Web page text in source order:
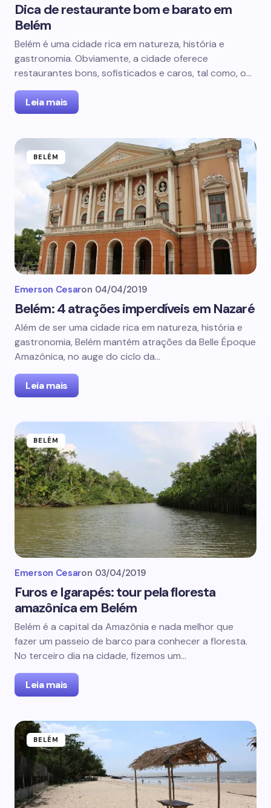
Dica de restaurante bom e barato em
Belém
Belém é uma cidade rica em natureza, história e
gastronomia. Obviamente, a cidade oferece
restaurantes bons, sofisticados e caros, tal como, o…
Leia mais
BELÉM
Emerson Cesaron 04/04/2019
Belém: 4 atrações imperdíveis em Nazaré
Além de ser uma cidade rica em natureza, história e
gastronomia, Belém mantém atrações da Belle Époque
Amazônica, no auge do ciclo da…
Leia mais
BELÉM
Emerson Cesaron 03/04/2019
Furos e Igarapés: tour pela floresta
amazônica em Belém
Belém é a capital da Amazônia e nada melhor que
fazer um passeio de barco para conhecer a floresta.
No terceiro dia na cidade, fizemos um…
Leia mais
BELÉM